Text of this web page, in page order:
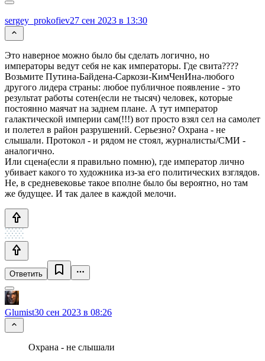
sergey_prokofiev27 сен 2023 в 13:30
Это наверное можно было бы сделать логично, но
императоры ведут себя не как императоры. Где свита????
Возьмите Путина-Байдена-Саркози-КимЧенИна-любого
другого лидера страны: любое публичное появление - это
результат работы сотен(если не тысяч) человек, которые
постоянно маячат на заднем плане. А тут император
галактической империи сам(!!!) вот просто взял сел на самолет
и полетел в район разрушений. Серьезно? Охрана - не
слышали. Протокол - и рядом не стоял, журналисты/СМИ -
аналогично.
Или сцена(если я правильно помню), где император лично
убивает какого то художника из-за его политических взглядов.
Не, в средневековье такое вполне было бы вероятно, но там
же будущее. И так далее в каждой мелочи.
Ответить
Glumist30 сен 2023 в 08:26
Охрана - не слышали